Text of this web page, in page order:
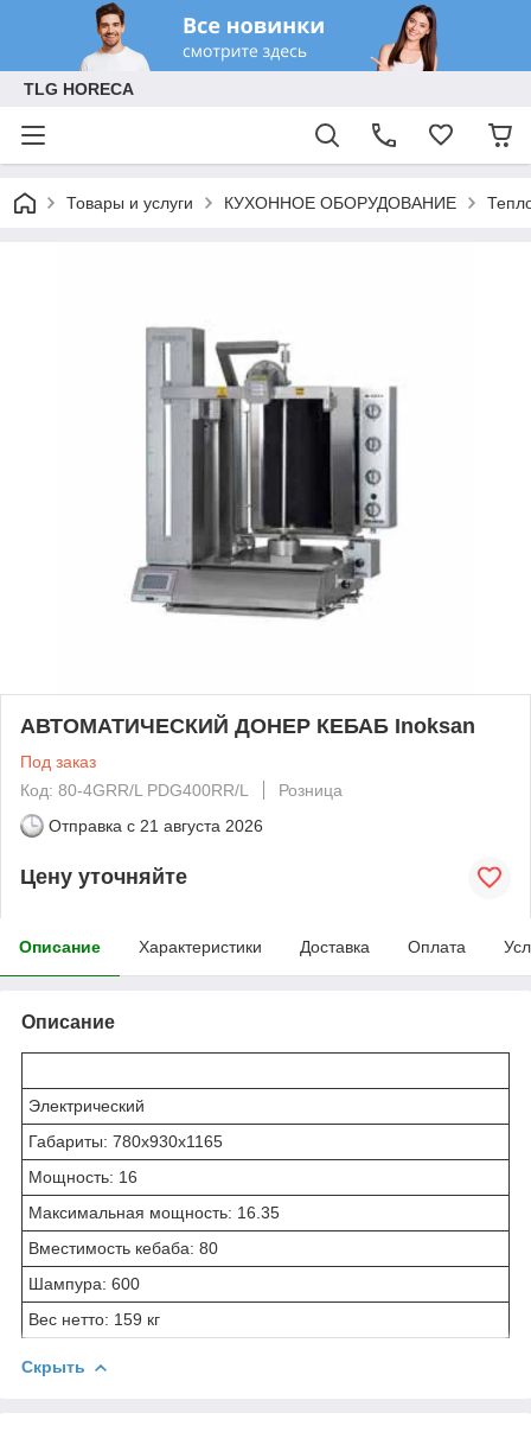
TLG HORECA
Товары и услуги КУХОННОЕ ОБОРУДОВАНИЕ
АВТОМАТИЧЕСКИЙ ДОНЕР КЕБАБ Inoksan
Под заказ
Код: 80-4GRR/L PDG400RR/L
Розница
Отправка с 21 августа 2026
Цену уточняйте
Описание Характеристики Доставка Оплата
Описание
Электрический
Габариты: 780x930x1165
Мощность: 16
Максимальная мощность: 16.35
Вместимость кебаба: 80
Шампура: 600
Вес нетто: 159 кг
Скрыть